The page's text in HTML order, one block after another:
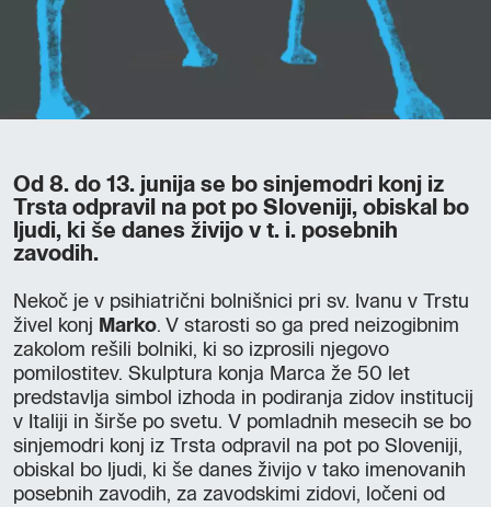
Od 8. do 13. junija se bo sinjemodri konj iz
Trsta odpravil na pot po Sloveniji, obiskal bo
ljudi, ki še danes živijo v t. i. posebnih
zavodih.
Nekoč je v psihiatrični bolnišnici pri sv. Ivanu v Trstu
živel konj Marko. V starosti so ga pred neizogibnim
zakolom rešili bolniki, ki so izprosili njegovo
pomilostitev. Skulptura konja Marca že 50 let
predstavlja simbol izhoda in podiranja zidov institucij
v Italiji in širše po svetu. V pomladnih mesecih se bo
sinjemodri konj iz Trsta odpravil na pot po Sloveniji,
obiskal bo ljudi, ki še danes živijo v tako imenovanih
posebnih zavodih, za zavodskimi zidovi, ločeni od